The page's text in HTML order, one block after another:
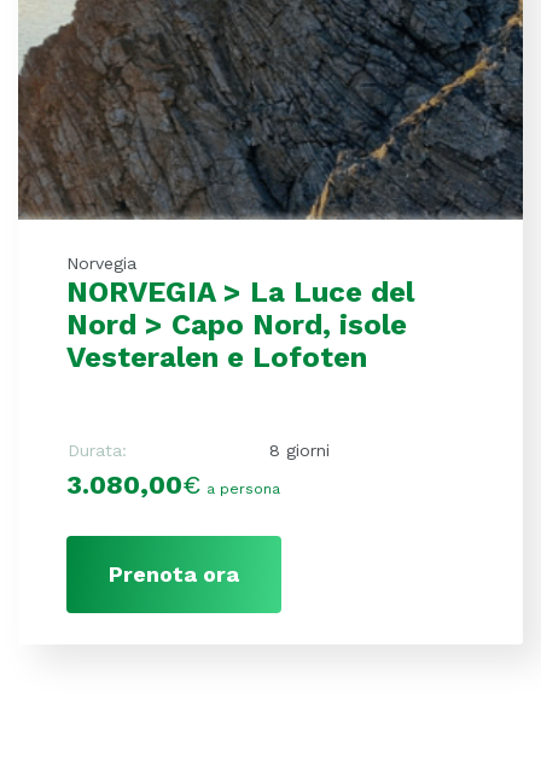
Norvegia
NORVEGIA > La Luce del
Nord > Capo Nord, isole
Vesteralen e Lofoten
Durata: 8 giorni
3.080,00€ a persona
Prenota ora